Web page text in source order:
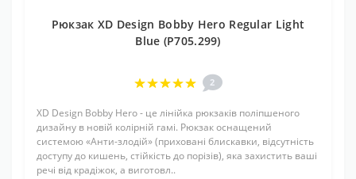
Рюкзак XD Design Bobby Hero Regular Light
Blue (P705.299)
2
XD Design Bobby Hero - це лінійка рюкзаків поліпшеного
дизайну в новій колірній гамі. Рюкзак оснащений
системою «Анти-злодій» (приховані блискавки, відсутність
доступу до кишень, стійкість до порізів), яка захистить ваші
речі від крадіжок, а виготовл..